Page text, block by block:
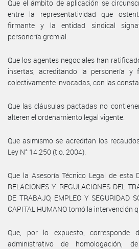
Que el ámbito de aplicación se
entre la representatividad que
firmante y la entidad sindical
personería gremial.
Que los agentes negociales han
insertas, acreditando la personería y
colectivamente invocadas, con las
Que las cláusulas pactadas no
alteren el ordenamiento legal vigente.
Que asimismo se acreditan los
Ley N° 14.250 (t.o. 2004).
Que la Asesoría Técnico Legal de esta
RELACIONES Y REGULACIONES DEL
DE TRABAJO, EMPLEO Y SEGURIDAD
CAPITAL HUMANO tomó la intervención
Que, por lo expuesto, corresponde
administrativo de homologación,